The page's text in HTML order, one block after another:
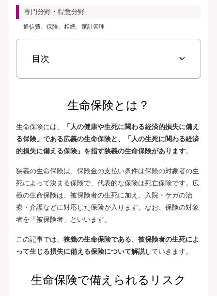
専門分野・得意分野
通信費、保険、相続、家計管理
目次
生命保険とは？
生命保険には、
「人の健康や生死に関わる経済的損失に備え
る保険」である広義の生命保険と、「人の生死に関わる経済
的損失に備える保険」を指す狭義の生命保険があります。
狭義の生命保険は、保険金の支払い条件は保険の対象者の生
死によって決まる保険で、代表的な保険は死亡保険です。広
義の生命保険は、被保険者の生死に加え、入院・ケガの治
療・介護などに対応した保険が入ります。なお、保険の対象
者を「被保険者」といいます。
この記事では、 狭義の生命保険である、被保険者の生死によ
って生じる損失に備える保険について解説していきます。
生命保険で備えられるリスク